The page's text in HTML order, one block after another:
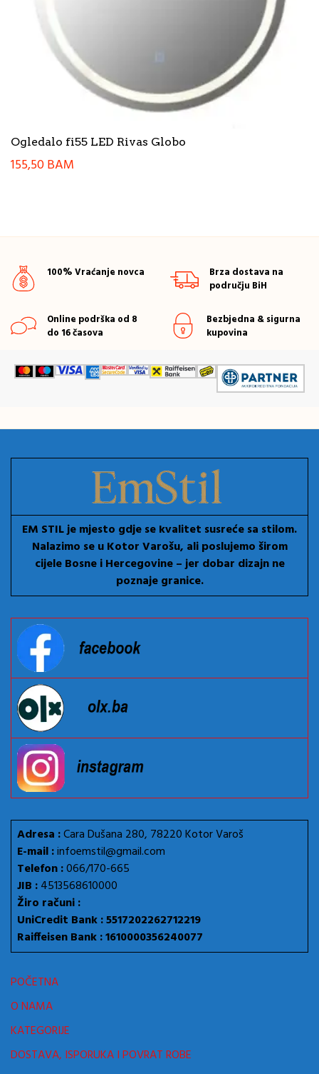
Ogledalo fi55 LED Rivas Globo
155,50BAM
100% Vraćanje novca
Brza dostava na
području BiH
Online podrška od 8
do 16 časova
Bezbjedna & sigurna
kupovina
EM STIL je mjesto gdje se kvalitet susreće sa stilom.
Nalazimo se u Kotor Varošu, ali poslujemo širom
cijele Bosne i Hercegovine – jer dobar dizajn ne
poznaje granice.
Adresa :Cara Dušana 280, 78220 Kotor Varoš
E-mail :infoemstil@gmail.com
Telefon :066/170-665
JIB :4513568610000
Žiro računi :
UniCredit Bank : 5517202262712219
Raiffeisen Bank : 1610000356240077
POČETNA
O NAMA
KATEGORIJE
DOSTAVA, ISPORUKA I POVRAT ROBE